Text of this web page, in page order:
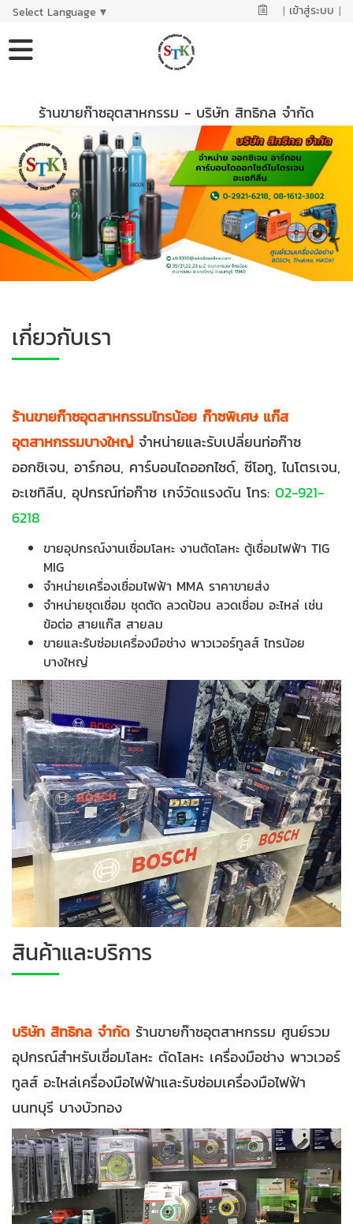
Select Language ▼ | เข้าสู่ระบบ |
ร้านขายก๊าซอุตสาหกรรม - บริษัท สิทธิกล จำกัด
เกี่ยวกับเรา
ร้านขายก๊าซอุตสาหกรรมไทรน้อย ก๊าซพิเศษ แก๊ส
อุตสาหกรรมบางใหญ่ จำหน่ายและรับเปลี่ยนท่อก๊าซ
ออกซิเจน, อาร์กอน, คาร์บอนไดออกไซด์, ซีโอทู, ไนโตรเจน,
อะเซทิลีน, อุปกรณ์ท่อก๊าซ เกจ์วัดแรงดัน โทร: 02-921-
6218
ขายอุปกรณ์งานเชื่อมโลหะ งานตัดโลหะ ตู้เชื่อมไฟฟ้า TIG
MIG
จำหน่ายเครื่องเชื่อมไฟฟ้า MMA ราคาขายส่ง
จำหน่ายชุดเชื่อม ชุดตัด ลวดป้อน ลวดเชื่อม อะไหล่ เช่น
ข้อต่อ สายแก๊ส สายลม
ขายและรับซ่อมเครื่องมือช่าง พาวเวอร์ทูลส์ ไทรน้อย
บางใหญ่
สินค้าและบริการ
บริษัท สิทธิกล จำกัด ร้านขายก๊าซอุตสาหกรรม ศูนย์รวม
อุปกรณ์สำหรับเชื่อมโลหะ ตัดโลหะ เครื่องมือช่าง พาวเวอร์
ทูลส์ อะไหล่เครื่องมือไฟฟ้าและรับซ่อมเครื่องมือไฟฟ้า
นนทบุรี บางบัวทอง